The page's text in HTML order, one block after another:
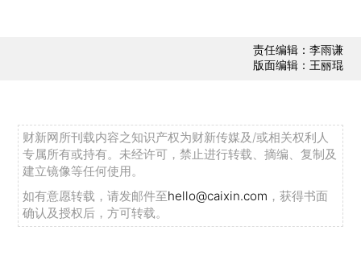
责任编辑：李雨谦
版面编辑：王丽琨
财新网所刊载内容之知识产权为财新传媒及/或相关权利人
专属所有或持有。未经许可，禁止进行转载、摘编、复制及
建立镜像等任何使用。
如有意愿转载，请发邮件至hello@caixin.com ，获得书面
确认及授权后，方可转载。